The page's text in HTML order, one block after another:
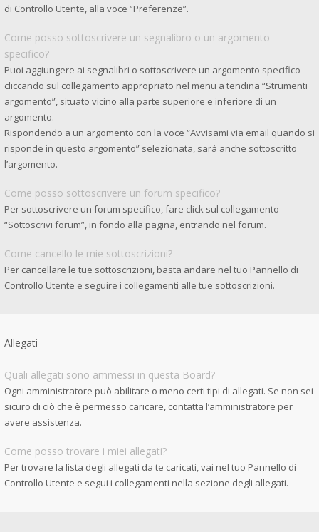
di Controllo Utente, alla voce “Preferenze”.
Come posso sottoscrivere un segnalibro o un argomento
specifico?
Puoi aggiungere ai segnalibri o sottoscrivere un argomento specifico
cliccando sul collegamento appropriato nel menu a tendina “Strumenti
argomento”, situato vicino alla parte superiore e inferiore di un
argomento.
Rispondendo a un argomento con la voce “Avvisami via email quando si
risponde in questo argomento” selezionata, sarà anche sottoscritto
l’argomento.
Come posso sottoscrivere un forum specifico?
Per sottoscrivere un forum specifico, fare click sul collegamento
“Sottoscrivi forum”, in fondo alla pagina, entrando nel forum.
Come cancello le mie sottoscrizioni?
Per cancellare le tue sottoscrizioni, basta andare nel tuo Pannello di
Controllo Utente e seguire i collegamenti alle tue sottoscrizioni.
Allegati
Quali allegati sono ammessi in questa Board?
Ogni amministratore può abilitare o meno certi tipi di allegati. Se non sei
sicuro di ciò che è permesso caricare, contatta l’amministratore per
avere assistenza.
Come posso trovare i miei allegati?
Per trovare la lista degli allegati da te caricati, vai nel tuo Pannello di
Controllo Utente e segui i collegamenti nella sezione degli allegati.